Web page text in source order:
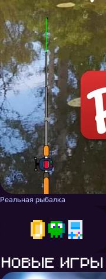
Реальная рыбалка
Новые игры